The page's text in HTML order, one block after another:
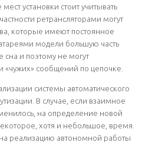
установки стоит учитывать
ретрансляторами могут
которые имеют постоянное
модели большую часть
и поэтому не могут
«чужих» сообщений по цепочке.
системы автоматического
В случае, если взаимное
на определение новой
хотя и небольшое, время.
реализацию автономной работы